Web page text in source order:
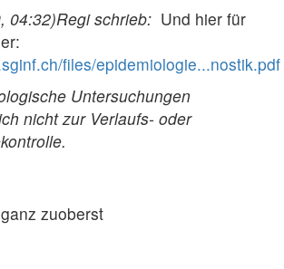
04:32)Regi schrieb: Und hier für
files/epidemiologie...nostik.pdf
Untersuchungen
nicht zur Verlaufs- oder
zuoberst